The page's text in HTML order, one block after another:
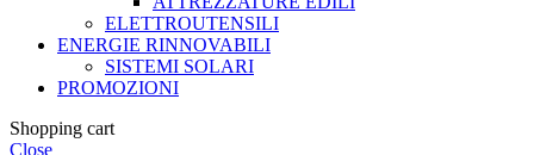
ELETTROUTENSILI
ENERGIE RINNOVABILI
SISTEMI SOLARI
PROMOZIONI
Shopping cart
Close